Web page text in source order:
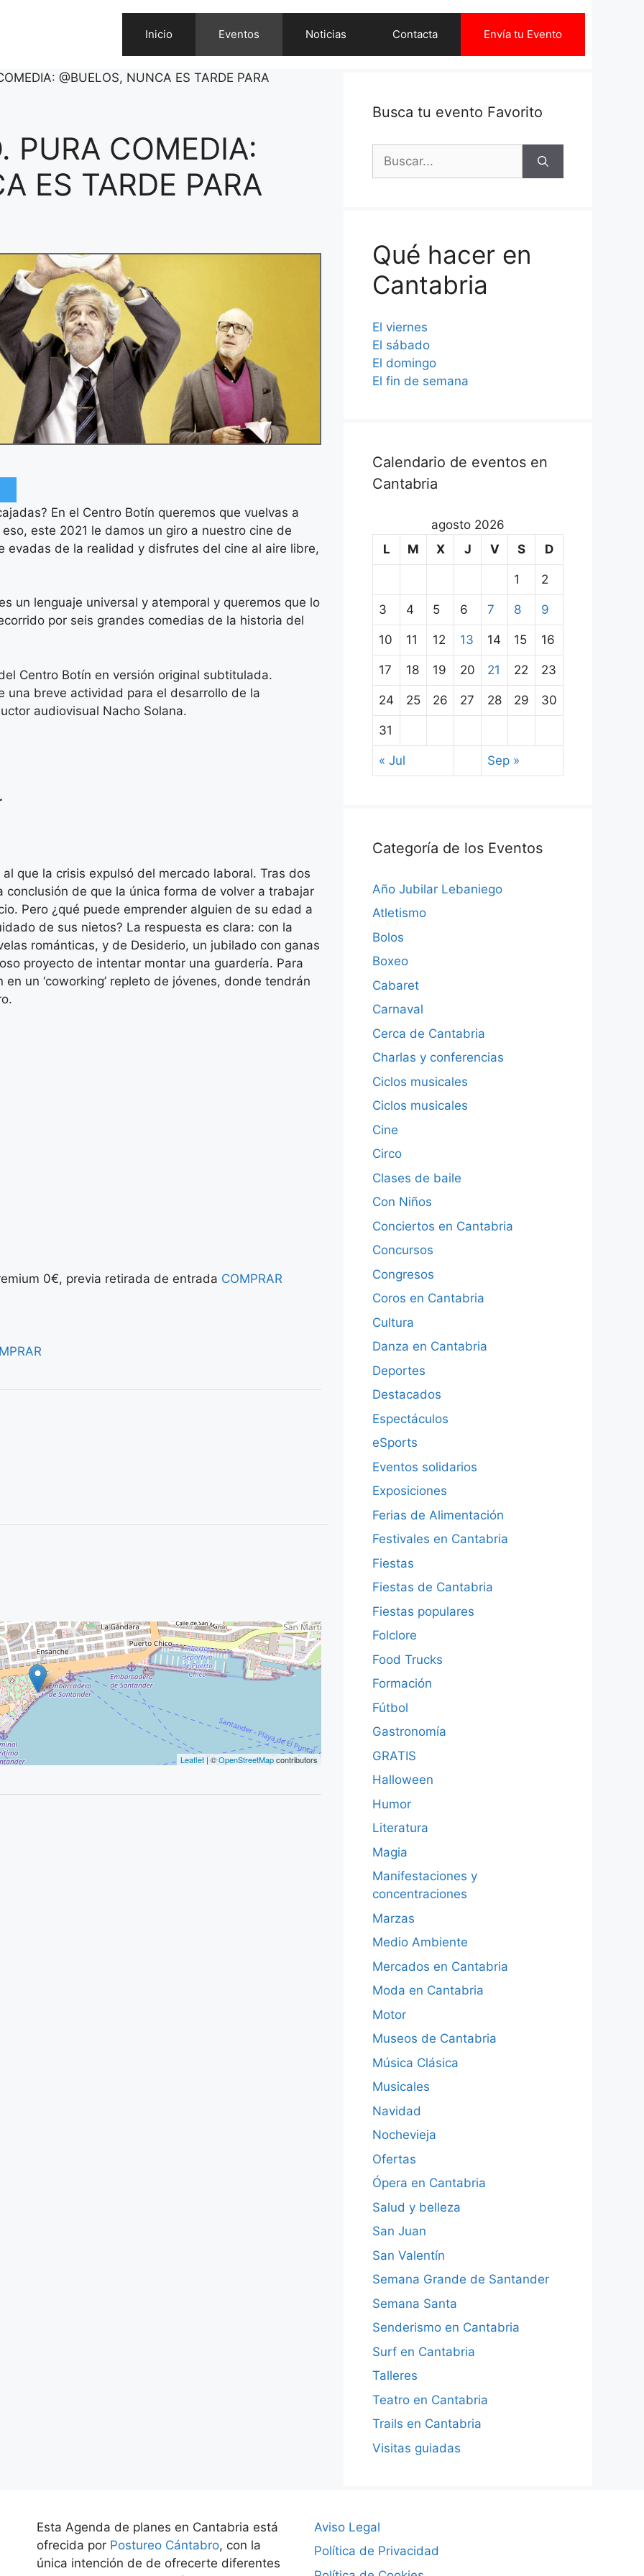
Inicio Eventos Noticias Contacta Envía tu Evento
@BUELOS, NUNCA ES TARDE PARA
PURA COMEDIA:
ES TARDE PARA
En el Centro Botín queremos que vuelvas a
este 2021 le damos un giro a nuestro cine de
evadas de la realidad y disfrutes del cine al aire libre,
un lenguaje universal y atemporal y queremos que lo
por seis grandes comedias de la historia del
Centro Botín en versión original subtitulada.
breve actividad para el desarrollo de la
audiovisual Nacho Solana.
que la crisis expulsó del mercado laboral. Tras dos
de que la única forma de volver a trabajar
Pero ¿qué puede emprender alguien de su edad a
de sus nietos? La respuesta es clara: con la
románticas, y de Desiderio, un jubilado con ganas
proyecto de intentar montar una guardería. Para
un ‘coworking’ repleto de jóvenes, donde tendrán
0€, previa retirada de entrada COMPRAR
Leaflet| ©OpenStreetMapcontributors
Busca tu evento Favorito
Buscar:
Qué hacer en
Cantabria
El viernes
El sábado
El domingo
El fin de semana
Calendario de eventos en
Cantabria
agosto 2026
L
M X J V S D
1 2
3 4 5 6 7 8 9
10 11 12 13 14 15 16
17 18 19 20 21 22 23
24 25 26 27 28 29 30
31
« Jul Sep »
Categoría de los Eventos
Año Jubilar Lebaniego
Atletismo
Bolos
Boxeo
Cabaret
Carnaval
Cerca de Cantabria
Charlas y conferencias
Ciclos musicales
Ciclos musicales
Cine
Circo
Clases de baile
Con Niños
Conciertos en Cantabria
Concursos
Congresos
Coros en Cantabria
Cultura
Danza en Cantabria
Deportes
Destacados
Espectáculos
eSports
Eventos solidarios
Exposiciones
Ferias de Alimentación
Festivales en Cantabria
Fiestas
Fiestas de Cantabria
Fiestas populares
Folclore
Food Trucks
Formación
Fútbol
Gastronomía
GRATIS
Halloween
Humor
Literatura
Magia
Manifestaciones y
concentraciones
Marzas
Medio Ambiente
Mercados en Cantabria
Moda en Cantabria
Motor
Museos de Cantabria
Música Clásica
Musicales
Navidad
Nochevieja
Ofertas
Ópera en Cantabria
Salud y belleza
San Juan
San Valentín
Semana Grande de Santander
Semana Santa
Senderismo en Cantabria
Surf en Cantabria
Talleres
Teatro en Cantabria
Trails en Cantabria
Visitas guiadas
Esta Agenda de planes en Cantabria está
ofrecida por Postureo Cántabro, con la
única intención de de ofrecerte diferentes
Aviso Legal
Política de Privacidad